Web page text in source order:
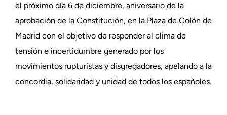
el próximo día 6 de diciembre, aniversario de la
aprobación de la Constitución, en la Plaza de Colón de
Madrid con el objetivo de responder al clima de
tensión e incertidumbre generado por los
movimientos rupturistas y disgregadores, apelando a la
concordia, solidaridad y unidad de todos los españoles.